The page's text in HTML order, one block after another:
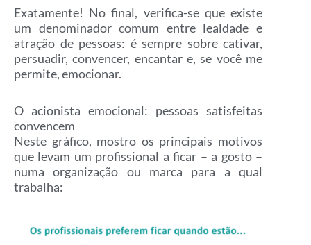
Exatamente! No final, verifica-se que existe
um denominador comum entre lealdade e
atração de pessoas: é sempre sobre cativar,
persuadir, convencer, encantar e, se você me
permite, emocionar.
O acionista emocional: pessoas satisfeitas
convencem
Neste gráfico, mostro os principais motivos
que levam um profissional a ficar – a gosto –
numa organização ou marca para a qual
trabalha: